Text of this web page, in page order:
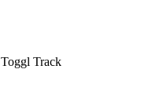
Toggl Track